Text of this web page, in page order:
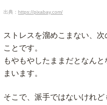
出典：https://pixabay.com/
ストレスを溜めこまない、
ことです。
もやもやしたままだとなん
まいます。
そこで、派手ではないけれ